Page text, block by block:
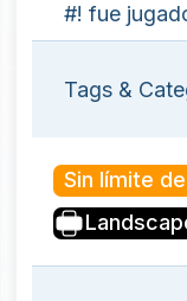
#! fue
Tags &
Sin límite